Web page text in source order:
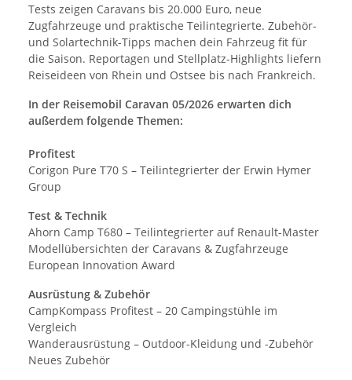
Tests zeigen Caravans bis 20.000 Euro, neue
Zugfahrzeuge und praktische Teilintegrierte. Zubehör-
und Solartechnik-Tipps machen dein Fahrzeug fit für
die Saison. Reportagen und Stellplatz-Highlights liefern
Reiseideen von Rhein und Ostsee bis nach Frankreich.
In der Reisemobil Caravan 05/2026 erwarten dich
außerdem folgende Themen:
Profitest
Corigon Pure T70 S – Teilintegrierter der Erwin Hymer
Group
Test & Technik
Ahorn Camp T680 – Teilintegrierter auf Renault-Master
Modellübersichten der Caravans & Zugfahrzeuge
European Innovation Award
Ausrüstung & Zubehör
CampKompass Profitest – 20 Campingstühle im
Vergleich
Wanderausrüstung – Outdoor-Kleidung und -Zubehör
Neues Zubehör